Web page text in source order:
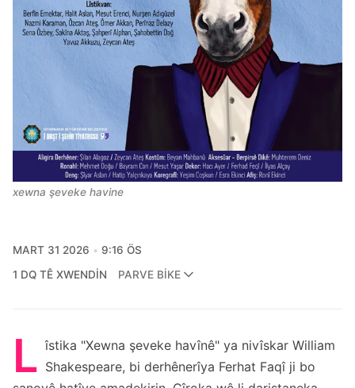
xewna şeveke havine
MART 31 2026
9:16 ÖS
1 DQ TÊ XWENDIN
PARVE BIKE
L îstika "Xewna şeveke havînê" ya nivîskar William
Shakespeare, bi derhênerîya Ferhat Faqî ji bo